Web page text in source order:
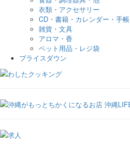
衣類・アクセサリー
CD・書籍・カレンダー・手帳
雑貨・文具
アロマ・香
ペット用品・レジ袋
プライスダウン